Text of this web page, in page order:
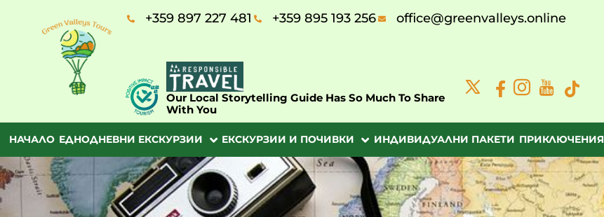
+359 897 227 481 +359 895 193 256 office@greenvalleys.online
Our Local Storytelling Guide Has So Much To Share
With You
НАЧАЛО ЕДНОДНЕВНИ ЕКСКУРЗИИ ЕКСКУРЗИИ И ПОЧИВКИ ИНДИВИДУАЛНИ ПАКЕТИ ПРИКЛЮЧЕНИЯ